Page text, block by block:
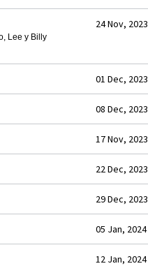
Lee y Billy
24 Nov, 2023
01 Dec, 2023
08 Dec, 2023
17 Nov, 2023
22 Dec, 2023
29 Dec, 2023
05 Jan, 2024
12 Jan, 2024